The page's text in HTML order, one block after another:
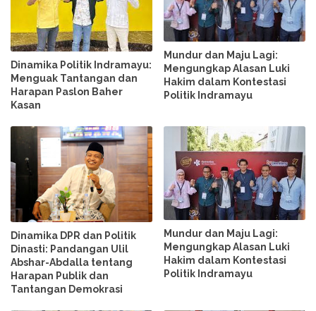
Dinamika Politik Indramayu:
Menguak Tantangan dan
Harapan Paslon Baher
Kasan
Mundur dan Maju Lagi:
Mengungkap Alasan Luki
Hakim dalam Kontestasi
Politik Indramayu
Dinamika DPR dan Politik
Dinasti: Pandangan Ulil
Abshar-Abdalla tentang
Harapan Publik dan
Tantangan Demokrasi
Mundur dan Maju Lagi:
Mengungkap Alasan Luki
Hakim dalam Kontestasi
Politik Indramayu